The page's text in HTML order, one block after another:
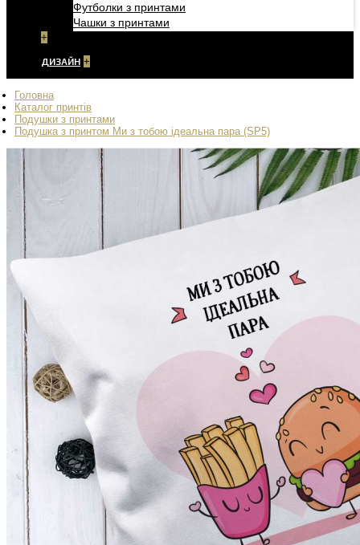
Футболки з принтами
Чашки з принтами
+
ДИЗАЙН +
Головна
Каталог принтів
Подушки з принтами
Подушка з принтом Ми з тобою ідеальна пара (SP5)